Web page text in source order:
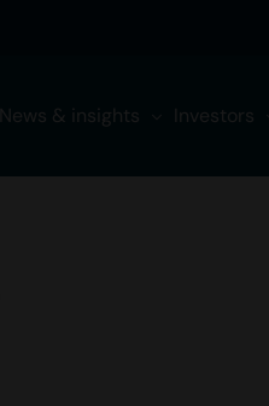
News & insights Investors